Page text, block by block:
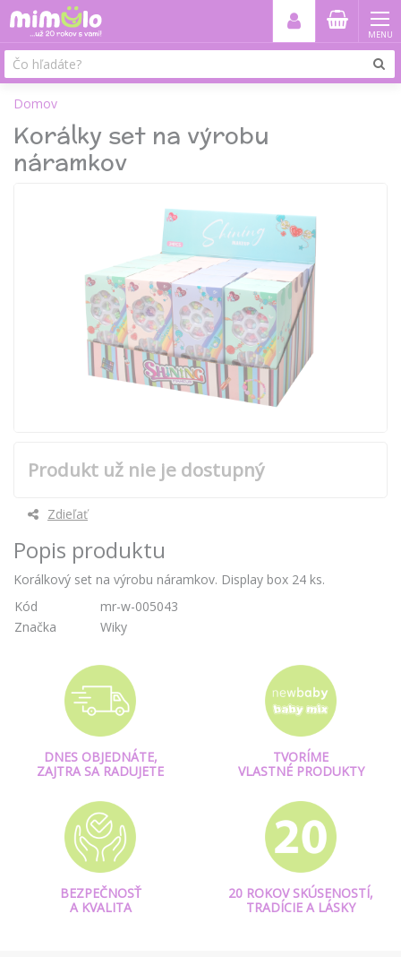
MENU
Domov
Korálky set na výrobu
náramkov
Produkt už nie je dostupný
Zdieľať
Popis produktu
Korálkový set na výrobu náramkov. Display box 24 ks.
Kód
mr-w-005043
Značka
Wiky
DNES OBJEDNÁTE,
ZAJTRA SA RADUJETE
TVORÍME
VLASTNÉ PRODUKTY
BEZPEČNOSŤ
A KVALITA
20 ROKOV SKÚSENOSTÍ,
TRADÍCIE A LÁSKY